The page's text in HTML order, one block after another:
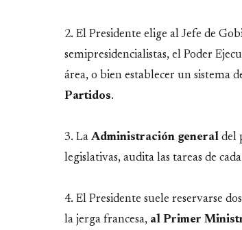
2. El Presidente elige al Jefe de
semipresidencialistas, el Poder
área, o bien establecer un sistema
Partidos.
3. La Administración general del
legislativas, audita las tareas de
4. El Presidente suele reservarse
la jerga francesa, al Primer